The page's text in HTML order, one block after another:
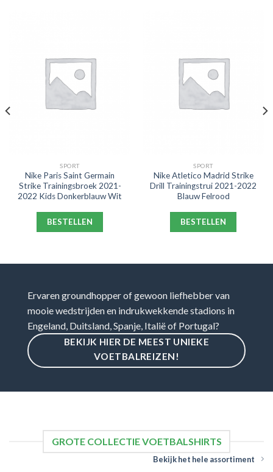
SPORT
Nike Paris Saint Germain
Strike Trainingsbroek 2021-
2022 Kids Donkerblauw Wit
BESTELLEN
SPORT
Nike Atletico Madrid Strike
Drill Trainingstrui 2021-2022
Blauw Felrood
BESTELLEN
Ervaren groundhopper of gewoon liefhebber van
mooie wedstrijden en indrukwekkende stadions in
Engeland, Duitsland, Spanje, Italië of Portugal?
BEKIJK HIER DE MEEST UNIEKE
VOETBALREIZEN!
GROTE COLLECTIE VOETBALSHIRTS
Bekijk het hele assortiment